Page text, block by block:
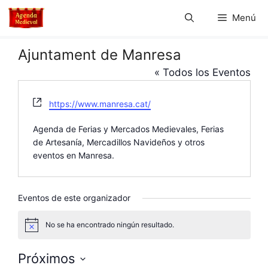
Saltar
Menú
Ajuntament de Manresa
« Todos los Eventos
W
b
s
i
e
https://www.manresa.cat/
Agenda de Ferias y Mercados Medievales, Ferias
de Artesanía, Mercadillos Navideños y otros
eventos en Manresa.
Eventos de este organizador
s
No se ha encontrado ningún resultado.
Próximos